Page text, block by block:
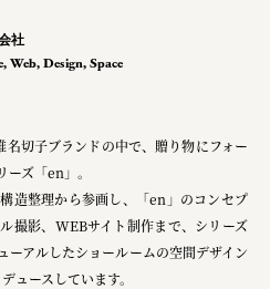
ャパン株式会社
社
,Web,Design,Space
切子ブランドの中で、贈り物にフォー
ズ「en」。
造整理から参画し、「en」のコンセプ
撮影、WEBサイト制作まで、シリーズ
ーアルしたショールームの空間デザイン
ュースしています。